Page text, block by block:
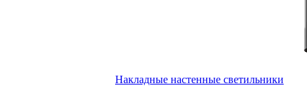
Накладные настенные светильники